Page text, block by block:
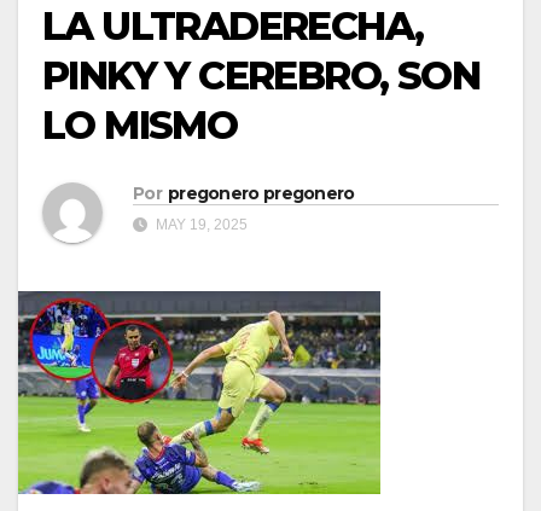
LA ULTRADERECHA,
PINKY Y CEREBRO, SON
LO MISMO
Por pregonero pregonero
MAY 19, 2025